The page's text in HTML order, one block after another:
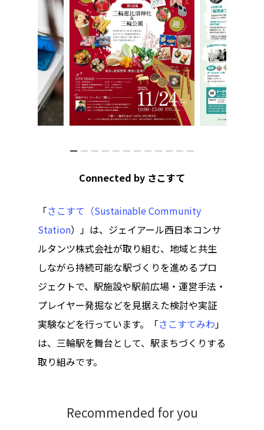
Connected by さこすて
「さこすて （Sustainable Community
Station）」 は、ジェイアール西日本コンサ
ルタンツ株式会社が取り組む、地域と共生
しながら持続可能な駅づくりを進めるプロ
ジェクトで、駅施設や駅前広場・運営手法・
プレイヤー発掘などを見据えた検討や実証
実験などを行っています。「さこすてみわ 」
は、三輪駅を舞台として、駅まちづくりする
取り組みです。
Recommended for you
アート／文化／音楽
クラフト
コミュニティ／まちづ
ビジネス／起業／経営
医療／健康／福祉
アクセス
お問い合わせ
About Hyper Engawa
E:info@hyper-
F: